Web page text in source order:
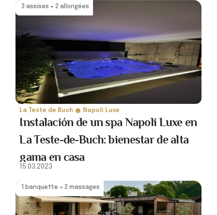
3 assises + 2 allongées
La Teste de Buch Napoli Luxe
Instalación de un spa Napoli Luxe en
La Teste-de-Buch: bienestar de alta
gama en casa
15.03.2023
1 banquette + 2 massages